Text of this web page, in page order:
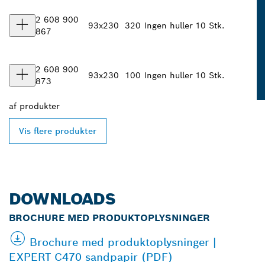
2 608 900
867
93x230 320 Ingen huller 10 Stk.
2 608 900
873
93x230 100 Ingen huller 10 Stk.
af produkter
Vis flere produkter
DOWNLOADS
BROCHURE MED PRODUKTOPLYSNINGER
Brochure med produktoplysninger |
EXPERT C470 sandpapir (PDF)